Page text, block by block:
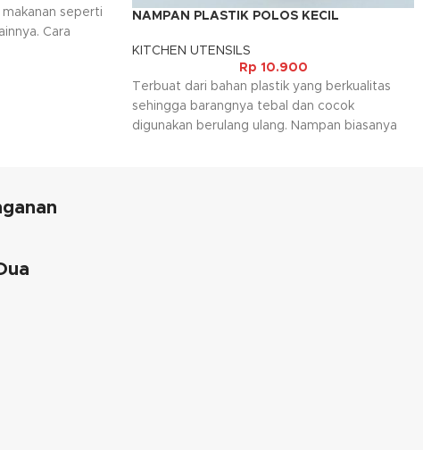
seperti
Cara
NAMPAN PLASTIK POLOS KECIL
KITCHEN UTENSILS
Rp 10.900
Terbuat dari bahan plastik yang berkualitas
sehingga barangnya tebal dan cocok
digunakan berulang ulang. Nampan biasanya